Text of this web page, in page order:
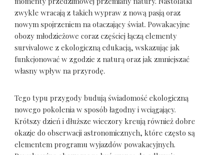
zwykle wracają z takich wypraw z nową pasją oraz
nowym spojrzeniem na otaczający świat. Powakacyjne
obozy młodzieżowe coraz częściej łączą elementy
survivalowe z ekologiczną edukacją, wskazując jak
funkcjonować w zgodzie z naturą oraz jak zmniejszać
własny wpływ na przyrodę.
Tego typu przygody budują świadomość ekologiczną
nowego pokolenia w sposób łagodny i wciągający.
Krótszy dzień i dłuższe wieczory kreują również dobre
okazje do obserwacji astronomicznych, które często są
elementem programu wyjazdów powakacyjnych.